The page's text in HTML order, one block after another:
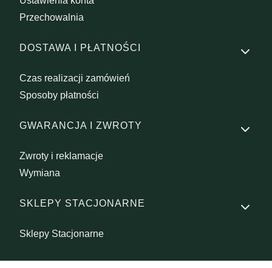
Przechowalnia
DOSTAWA I PŁATNOŚCI
Czas realizacji zamówień
Sposoby płatności
GWARANCJA I ZWROTY
Zwroty i reklamacje
Wymiana
SKLEPY STACJONARNE
Sklepy Stacjonarne